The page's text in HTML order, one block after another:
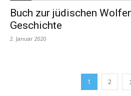
Buch zur jüdischen
Geschichte
2. Januar 2020
1 2